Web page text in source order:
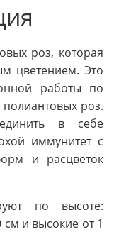
роз, которая
цветением. Это
работы по
роз.
в себе
иммунитет с
и расцветок
по высоте:
и высокие от 1